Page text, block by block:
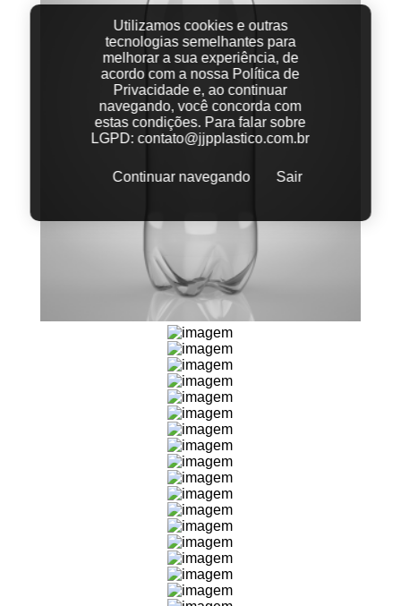
Utilizamos cookies e outras
tecnologias semelhantes para
melhorar a sua experiência, de
acordo com a nossa Política de
Privacidade e, ao continuar
navegando, você concorda com
estas condições. Para falar sobre
LGPD:contato@jjpplastico.com.br
Continuar navegando Sair